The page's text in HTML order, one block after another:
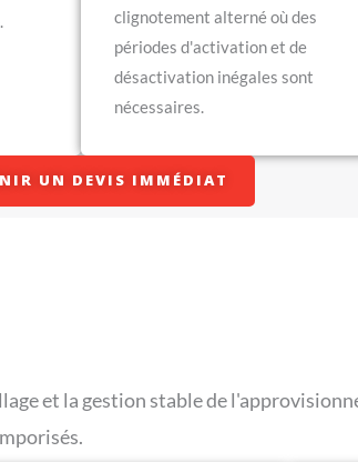
clignotement alterné où des
périodes d'activation et de
désactivation inégales sont
nécessaires.
UN DEVIS IMMÉDIAT
et la gestion stable de